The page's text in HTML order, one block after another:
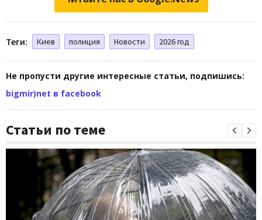
Теги: Киев полиция Новости 2026 год
Не пропусти другие интересные статьи, подпишись:
bigmir)net в facebook
Статьи по теме